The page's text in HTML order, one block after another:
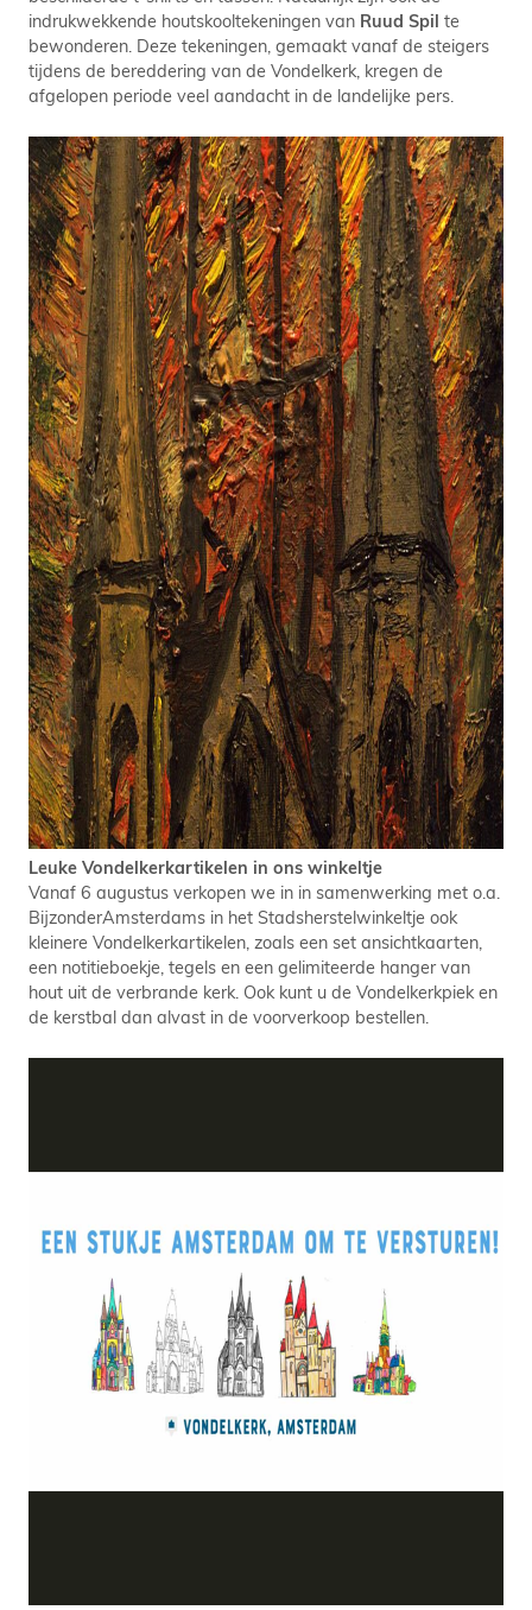
indrukwekkende houtskooltekeningen van Ruud Spil te
bewonderen. Deze tekeningen, gemaakt vanaf de steigers
tijdens de bereddering van de Vondelkerk, kregen de
afgelopen periode veel aandacht in de landelijke pers.
Leuke Vondelkerkartikelen in ons winkeltje
Vanaf 6 augustus verkopen we in in samenwerking met o.a.
BijzonderAmsterdams in het Stadsherstelwinkeltje ook
kleinere Vondelkerkartikelen, zoals een set ansichtkaarten,
een notitieboekje, tegels en een gelimiteerde hanger van
hout uit de verbrande kerk. Ook kunt u de Vondelkerkpiek en
de kerstbal dan alvast in de voorverkoop bestellen.